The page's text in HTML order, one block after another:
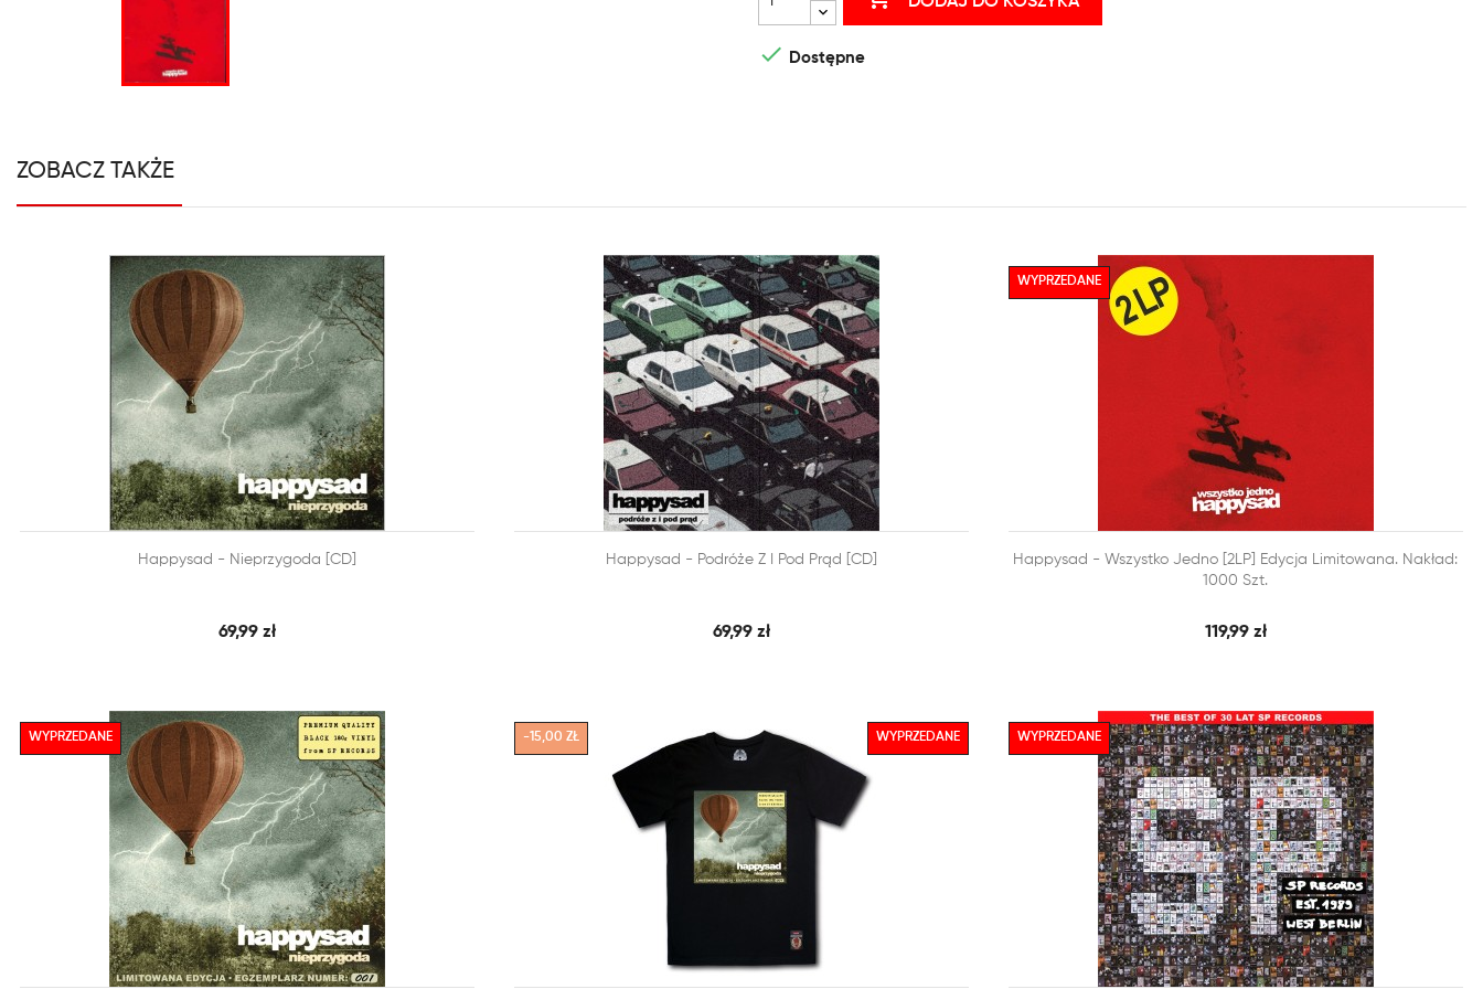
 Dostępne
ZOBACZ TAKŻE
DODAJ DO KOSZYKA SZYBKI PODGLĄD
Happysad - Nieprzygoda [CD]
69,99 zł
DODAJ DO KOSZYKA SZYBKI PODGLĄD
Happysad - Podróże Z I Pod Prąd [CD]
69,99 zł
DODAJ DO KOSZYKA  SZYBKI PODGLĄD
Happysad - Wszystko Jedno [2LP] Edycja Limitowana. Nakład:
1000 Szt.
119,99 zł
WYPRZEDANE
WYPRZEDANE -15,00 ZŁ WYPRZEDANE WYPRZEDANE